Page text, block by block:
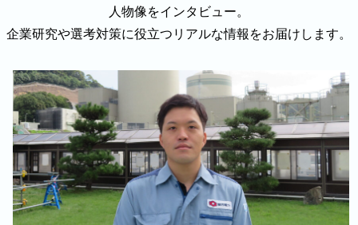
人物像をインタビュー。
企業研究や選考対策に役立つリアルな情報をお届けします。